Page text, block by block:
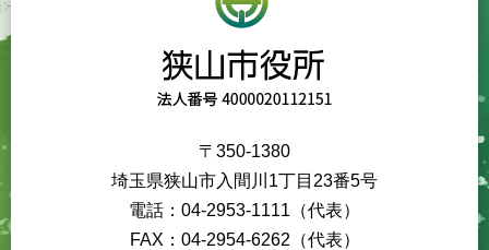
〒350-1380
埼玉県狭山市入間川1丁目23番5号
電話：04-2953-1111（代表）
FAX：04-2954-6262（代表）